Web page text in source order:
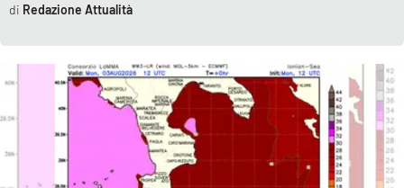
Redazione Attualità